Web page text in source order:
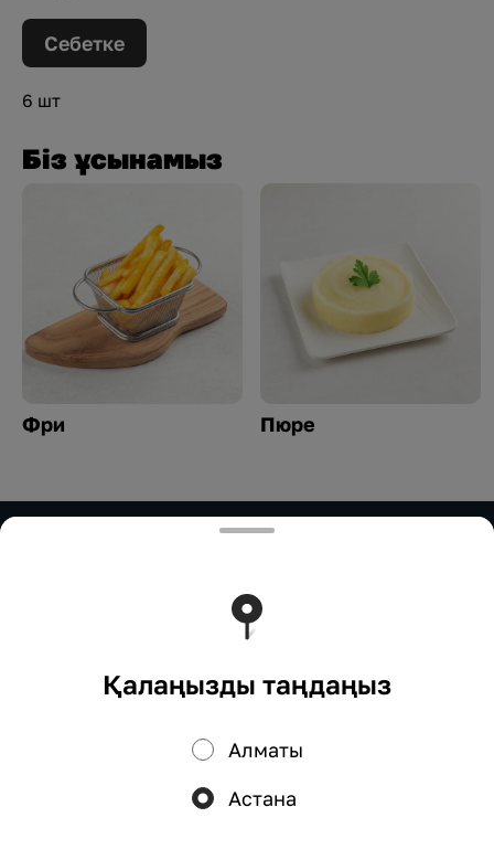
Себетке
6 шт
Біз ұсынамыз
Фри Пюре
ИП Нурымбетов
Тиімді ядрода жұмыс істейді
Науқандар, жеңілдіктер, кэшбэк – біздің қосымшада!
Қалаңызды таңдаңыз
Алматы
Астана